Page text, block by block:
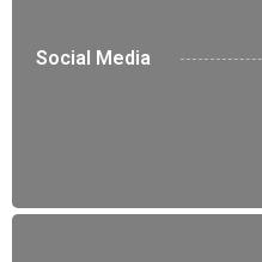
Social Media